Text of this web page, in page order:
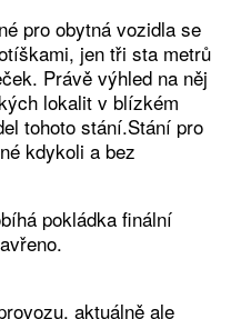
pro obytná vozidla se
jen tři sta metrů
Právě výhled na něj
lokalit v blízkém
tohoto stání.Stání pro
kdykoli a bez
pokládka finální
aktuálně ale